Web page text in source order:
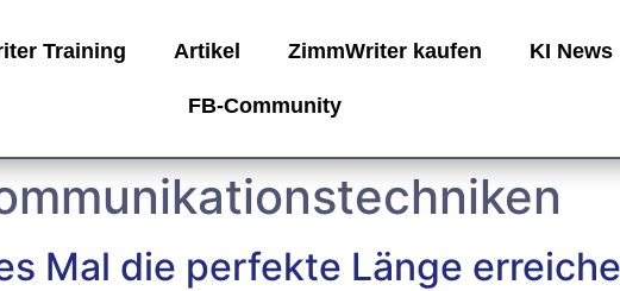
Training Artikel ZimmWriter kaufen KI News
FB-Community
Mal die perfekte Länge